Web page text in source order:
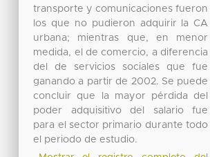
transporte y comunicaciones fueron
los que no pudieron adquirir la CA
urbana; mientras que, en menor
medida, el de comercio, a diferencia
del de servicios sociales que fue
ganando a partir de 2002. Se puede
concluir que la mayor pérdida del
poder adquisitivo del salario fue
para el sector primario durante todo
el periodo de estudio.